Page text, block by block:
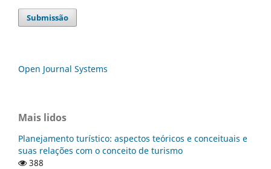
Submissão
Open Journal Systems
Mais lidos
Planejamento turístico: aspectos teóricos e conceituais e
suas relações com o conceito de turismo
388